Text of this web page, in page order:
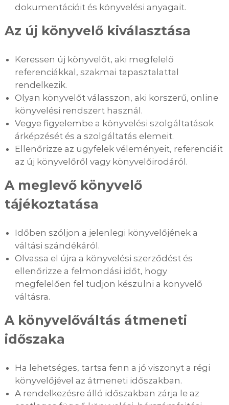
dokumentációit és könyvelési anyagait.
Az új könyvelő kiválasztása
Keressen új könyvelőt, aki megfelelő
referenciákkal, szakmai tapasztalattal
rendelkezik.
Olyan könyvelőt válasszon, aki korszerű, online
könyvelési rendszert használ.
Vegye figyelembe a könyvelési szolgáltatások
árképzését és a szolgáltatás elemeit.
Ellenőrizze az ügyfelek véleményeit, referenciáit
az új könyvelőről vagy könyvelőirodáról.
A meglevő könyvelő
tájékoztatása
Időben szóljon a jelenlegi könyvelőjének a
váltási szándékáról.
Olvassa el újra a könyvelési szerződést és
ellenőrizze a felmondási időt, hogy
megfelelően fel tudjon készülni a könyvelő
váltásra.
A könyvelőváltás átmeneti
időszaka
Ha lehetséges, tartsa fenn a jó viszonyt a régi
könyvelőjével az átmeneti időszakban.
A rendelkezésre álló időszakban zárja le az